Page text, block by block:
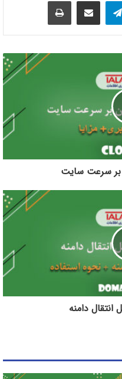
انتقال دامنه